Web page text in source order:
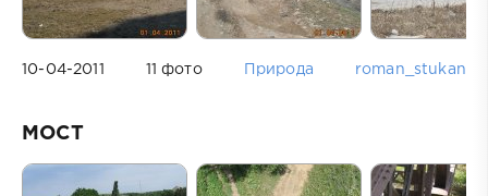
10-04-2011 11 фото Природа roman_stukan
МОСТ